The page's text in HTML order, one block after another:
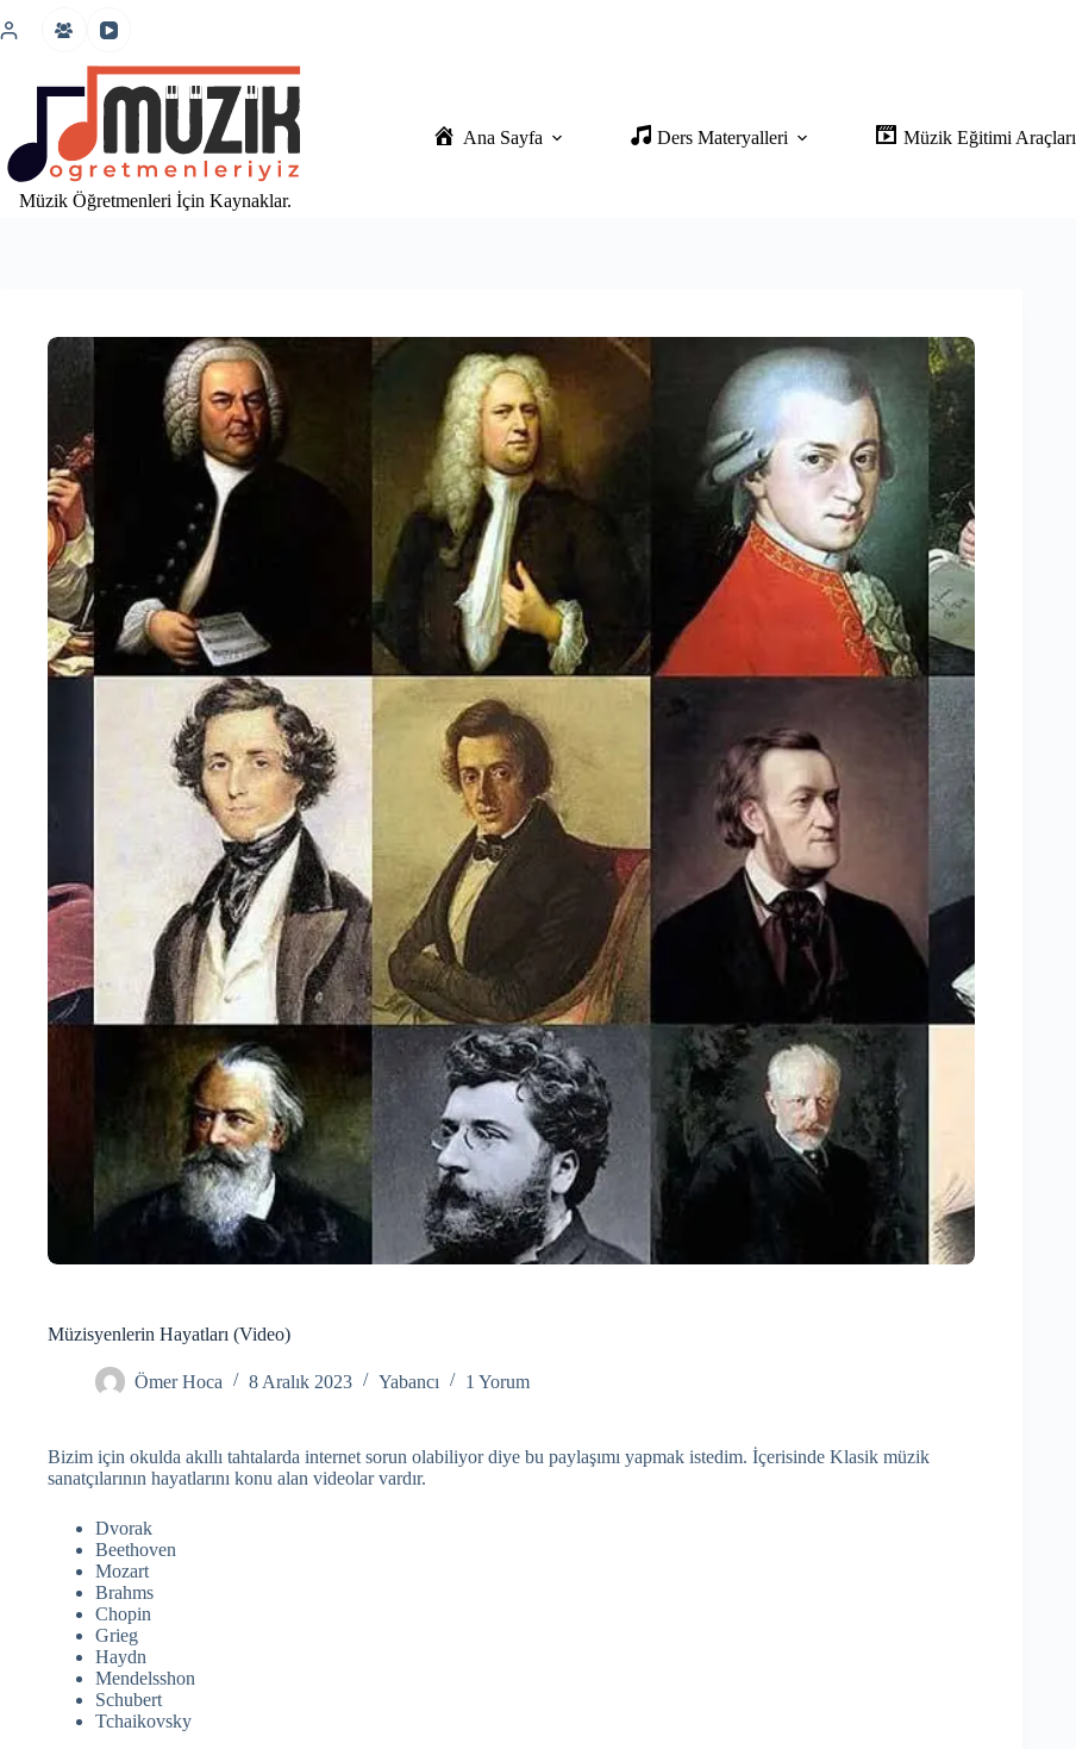
atla
Müzik Öğretmenleri İçin Kaynaklar.
Ana Sayfa Ders Materyalleri Müzik Eğitimi Araçları
Müzisyenlerin Hayatları (Video)
Ömer Hoca 8 Aralık 2023 Yabancı 1 Yorum
Bizim için okulda akıllı tahtalarda internet sorun olabiliyor diye bu paylaşımı yapmak istedim. İçerisinde Klasik müzik
sanatçılarının hayatlarını konu alan videolar vardır.
Dvorak
Beethoven
Mozart
Brahms
Chopin
Grieg
Haydn
Mendelsshon
Schubert
Tchaikovsky